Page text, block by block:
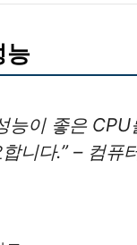
능
능이 좋은 CPU
니다.” – 컴퓨